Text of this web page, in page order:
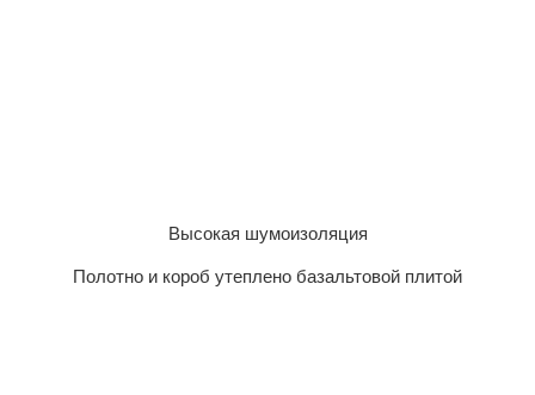
Высокая шумоизоляция
Полотно и короб утеплено базальтовой плитой